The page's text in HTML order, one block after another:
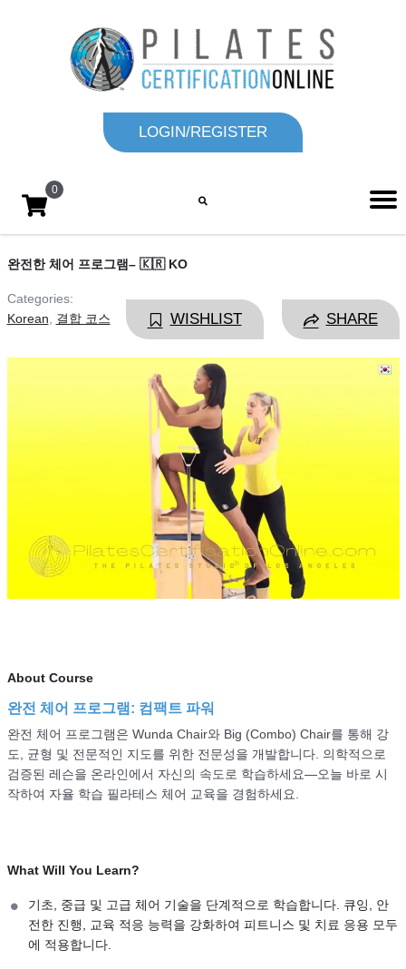
LOGIN/REGISTER
0
완전한 체어 프로그램– 🇰🇷 KO
Categories:
Korean
결합 코스 WISHLIST SHARE
About Course
완전 체어 프로그램: 컴팩트 파워
완전 체어 프로그램은 Wunda Chair와 Big (Combo) Chair를 통해 강
도, 균형 및 전문적인 지도를 위한 전문성을 개발합니다. 의학적으로
검증된 레슨을 온라인에서 자신의 속도로 학습하세요—오늘 바로 시
작하여 자율 학습 필라테스 체어 교육을 경험하세요.
What Will You Learn?
기초, 중급 및 고급 체어 기술을 단계적으로 학습합니다. 큐잉, 안
전한 진행, 교육 적응 능력을 강화하여 피트니스 및 치료 응용 모두
에 적용합니다.